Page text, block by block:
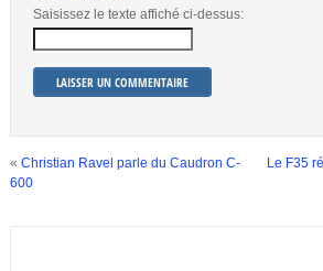
Saisissez le texte affiché ci-dessus:
« Christian Ravel parle du Caudron C-
600
Le F35